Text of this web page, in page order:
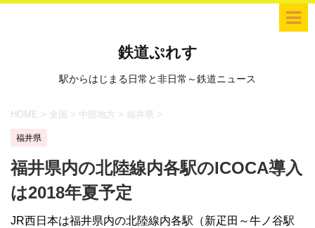
鉄道ぷれす
駅からはじまる日常と非日常～鉄道ニュース
HOME > 全国 > 中部地方 > 福井県 >
福井県
福井県内の北陸線内各駅のICOCA導入
は2018年夏予定
JR西日本は福井県内の北陸線内各駅（新疋田～牛ノ谷駅